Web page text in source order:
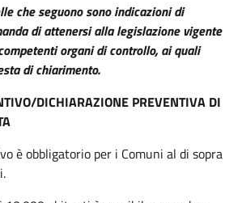
che seguono sono indicazioni di
di attenersi alla legislazione vigente
organi di controllo, ai quali
di chiarimento.
DICHIARAZIONE PREVENTIVA DI
è obbligatorio per i Comuni al di sopra